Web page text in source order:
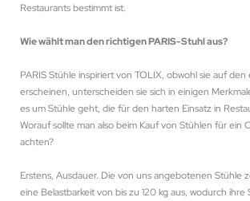
Restaurants bestimmt ist.
Wie wählt man den richtigen PARIS-Stuhl aus?
PARIS Stühle inspiriert von TOLIX, obwohl sie auf
erscheinen, unterscheiden sie sich in einigen
es um Stühle geht, die für den harten Einsatz in
Worauf sollte man also beim Kauf von Stühlen für ein
achten?
Erstens, Ausdauer. Die von uns angebotenen Stühle
eine Belastbarkeit von bis zu 120 kg aus, wodurch